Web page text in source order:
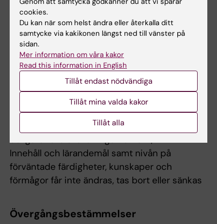
vilket studenten anmält sig men inte deltagit
räknas inte som examinationstillfälle.
Om det föreligger särskilda skäl, eller behov av
anpassning för student med
funktionsnedsättning får examinator fatta
beslut om att frångå kursplanens föreskrifter
om examinationsform, antal
examinationstillfällen, möjlighet till
komplettering eller undantag från
obligatoriska utbildningsmoment, m.m.
Innehåll och lärandemål samt nivån på
förväntade färdigheter, kunskaper och
förmågor får inte ändras, tas bort eller sänkas
Övergångsbestämmelser
cookies.
Du kan när som helst ändra eller återkalla ditt
samtycke via kakikonen längst ned till vänster på
sidan.
Mer information om våra kakor
Read this information in English
Tillåt endast nödvändiga
Tillåt mina valda kakor
Tillåt alla